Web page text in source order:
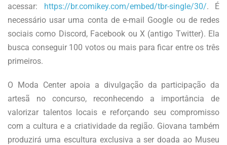
acessar: https://br.comikey.com/embed/tbr-single/30/. É
necessário usar uma conta de e-mail Google ou de redes
sociais como Discord, Facebook ou X (antigo Twitter). Ela
busca conseguir 100 votos ou mais para ficar entre os três
primeiros.
O Moda Center apoia a divulgação da participação da
artesã no concurso, reconhecendo a importância de
valorizar talentos locais e reforçando seu compromisso
com a cultura e a criatividade da região. Giovana também
produzirá uma escultura exclusiva a ser doada ao Museu